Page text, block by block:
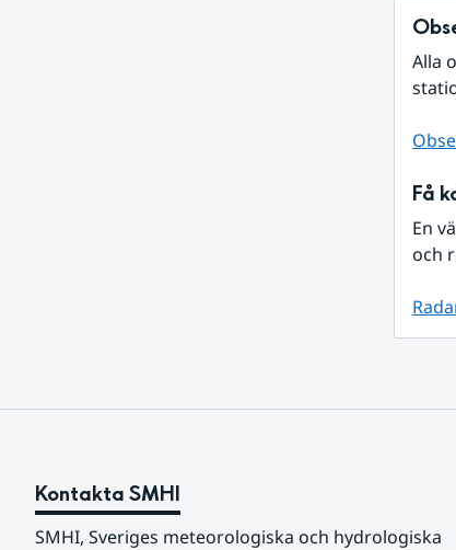
Alla
Få
En
och
Kontakta SMHI
SMHI, Sveriges meteorologiska och hydrologiska